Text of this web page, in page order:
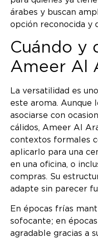
árabes y buscan
opción reconocida y
Cuándo y
Ameer Al
La versatilidad es
este aroma. Aunque
asociarse con
cálidos, Ameer Al
contextos formales
aplicarlo para una
en una oficina, o
compras. Su
adapte sin parecer
En épocas frías
sofocante; en
agradable gracias a